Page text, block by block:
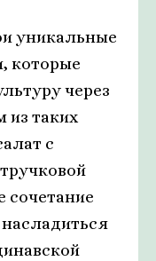
уникальные
которые
через
из таких
с
сочетание